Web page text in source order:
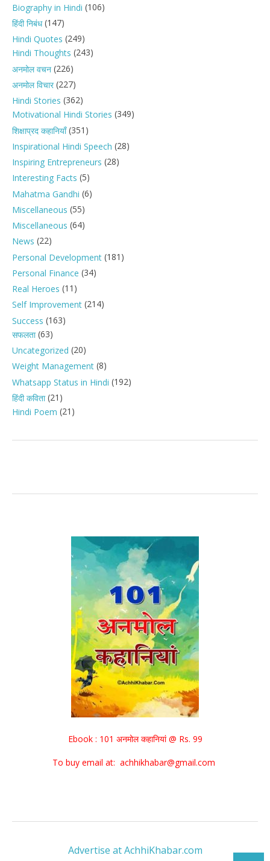
Biography in Hindi (106)
हिंदी निबंध(147)
Hindi Quotes (249)
Hindi Thoughts (243)
अनमोल वचन (226)
अनमोल विचार(227)
Hindi Stories (362)
Motivational Hindi Stories (349)
शिक्षाप्रद कहानियाँ(351)
Inspirational Hindi Speech (28)
Inspiring Entrepreneurs (28)
Interesting Facts (5)
Mahatma Gandhi (6)
Miscellaneous (55)
Miscellaneous (64)
News (22)
Personal Development (181)
Personal Finance (34)
Real Heroes (11)
Self Improvement (214)
Success (163)
सफलता(63)
Uncategorized (20)
Weight Management (8)
Whatsapp Status in Hindi (192)
हिंदी कविता(21)
Hindi Poem (21)
Ebook : 101 अनमोल कहानियां @ Rs. 99
To buy email at: achhikhabar@gmail.com
Advertise at AchhiKhabar.com